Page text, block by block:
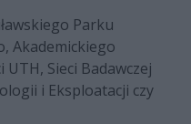
Parku
Akademickiego
Sieci Badawczej
i Eksploatacji czy